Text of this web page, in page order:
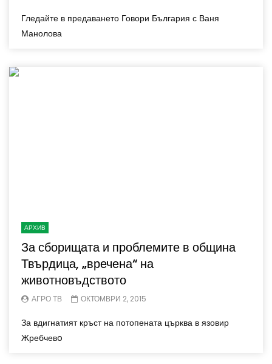
Гледайте в предаването Говори България с Ваня
Манолова
АРХИВ
За сборищата и проблемите в община
Твърдица, „вречена“ на
животновъдството
АГРО ТВ ОКТОМВРИ 2, 2015
За вдигнатият кръст на потопената църква в язовир
Жребчевo